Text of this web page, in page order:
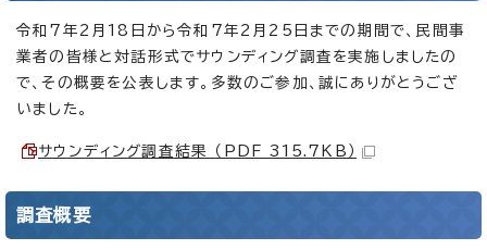
令和7年2月18日から令和7年2月25日までの期間で、民間事
業者の皆様と対話形式でサウンディング調査を実施しましたの
で、その概要を公表します。多数のご参加、誠にありがとうござ
いました。
サウンディング調査結果 （PDF 315.7KB）
調査概要